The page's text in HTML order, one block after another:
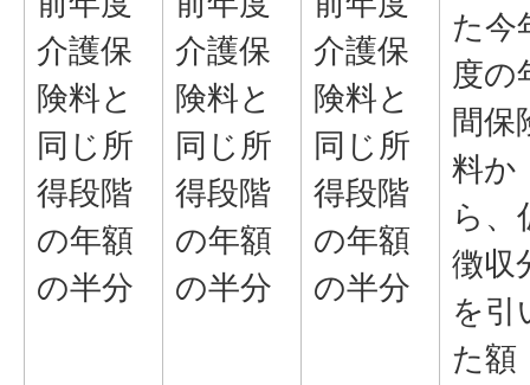
介護保
険料と
同じ所
得段階
の年額
の半分
介護保
険料と
同じ所
得段階
の年額
の半分
介護保
険料と
同じ所
得段階
の年額
の半分
た今
度の
間保
料か
ら、
徴収
を引
た額